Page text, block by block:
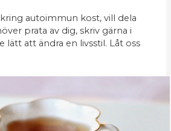
autoimmun kost, vill dela
prata av dig, skriv gärna i
lätt att ändra en livsstil. Låt oss